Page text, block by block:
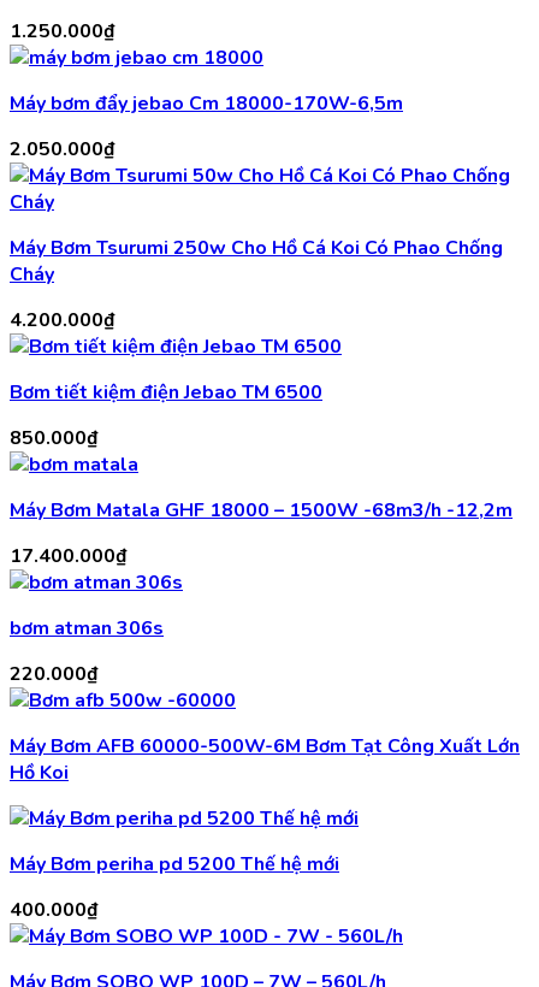
1.250.000₫
Máy bơm đẩy jebao Cm 18000-170W-6,5m
2.050.000₫
Máy Bơm Tsurumi 250w Cho Hồ Cá Koi Có Phao Chống
Cháy
4.200.000₫
Bơm tiết kiệm điện Jebao TM 6500
850.000₫
Máy Bơm Matala GHF 18000 – 1500W -68m3/h -12,2m
17.400.000₫
bơm atman 306s
220.000₫
Máy Bơm AFB 60000-500W-6M Bơm Tạt Công Xuất Lớn
Hồ Koi
Máy Bơm periha pd 5200 Thế hệ mới
400.000₫